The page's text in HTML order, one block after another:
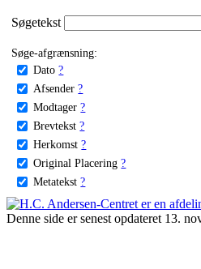
Søgetekst
Søge-afgrænsning:
Dato ?
Afsender ?
Modtager ?
Brevtekst ?
Herkomst ?
Original Placering ?
Metatekst ?
Denne side er senest opdateret 13.